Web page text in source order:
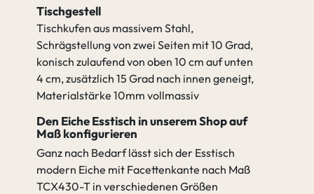
Tischgestell
Tischkufen aus massivem Stahl,
Schrägstellung von zwei Seiten mit 10 Grad,
konisch zulaufend von oben 10 cm auf unten
4 cm, zusätzlich 15 Grad nach innen geneigt,
Materialstärke 10mm vollmassiv
Den Eiche Esstisch in unserem Shop auf
Maß konfigurieren
Ganz nach Bedarf lässt sich der Esstisch
modern Eiche mit Facettenkante nach Maß
TCX430-T in verschiedenen Größen